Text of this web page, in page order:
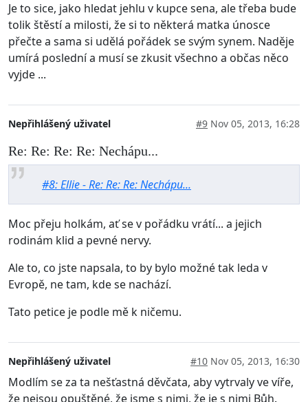
Je to sice, jako hledat jehlu v kupce sena, ale třeba bude
tolik štěstí a milosti, že si to některá matka únosce
přečte a sama si udělá pořádek se svým synem. Naděje
umírá poslední a musí se zkusit všechno a občas něco
vyjde ...
Nepřihlášený uživatel #9 Nov 05, 2013, 16:28
Re: Re: Re: Re: Nechápu...
#8: Ellie - Re: Re: Re: Nechápu...
Moc přeju holkám, ať se v pořádku vrátí... a jejich
rodinám klid a pevné nervy.
Ale to, co jste napsala, to by bylo možné tak leda v
Evropě, ne tam, kde se nachází.
Tato petice je podle mě k ničemu.
Nepřihlášený uživatel #10 Nov 05, 2013, 16:30
Modlím se za ta nešťastná děvčata, aby vytrvaly ve víře,
že nejsou opuštěné, že jsme s nimi, že je s nimi Bůh.